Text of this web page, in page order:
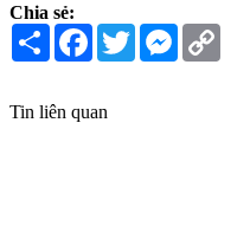
Chia sẻ:
Share Facebook
TwitterMessenger
Tin liên quan